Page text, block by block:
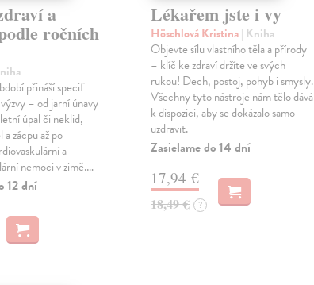
a
ročních
přináší specif
– od jarní únavy
úpal či neklid,
a zácpu až po
a
nemoci v zimě.…
12 dní
Lékařem jste i vy
Höschlová Kristina| Kniha
Objevte sílu vlastního těla a přírody
– klíč ke zdraví držíte ve svých
rukou! Dech, postoj, pohyb i smysly.
Všechny tyto nástroje nám tělo dává
k dispozici, aby se dokázalo samo
uzdravit.
Zasielame do 14 dní
17,94 €
18,49 € ?